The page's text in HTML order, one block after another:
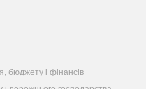
бюджету і фінансів